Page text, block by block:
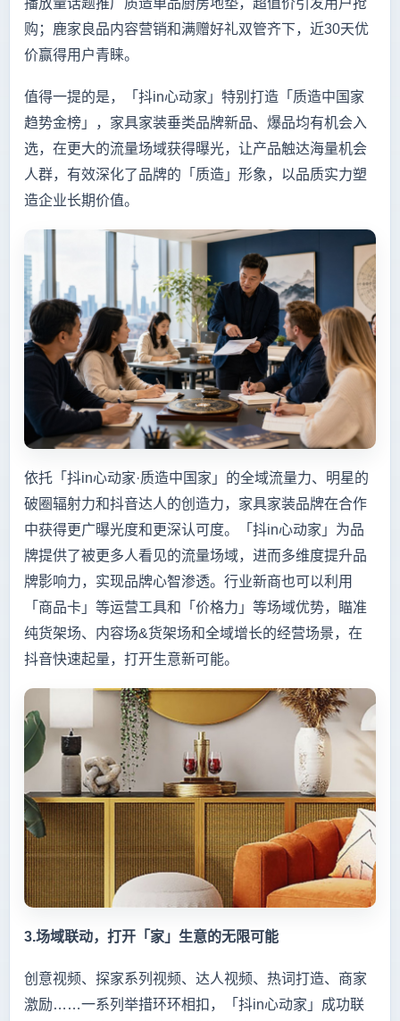
播放量话题推广质造单品厨房地垫，超值价引发用户抢
购；鹿家良品内容营销和满赠好礼双管齐下，近30天优
价赢得用户青睐。
值得一提的是，「抖in心动家」特别打造「质造中国家
趋势金榜」，家具家装垂类品牌新品、爆品均有机会入
选，在更大的流量场域获得曝光，让产品触达海量机会
人群，有效深化了品牌的「质造」形象，以品质实力塑
造企业长期价值。
依托「抖in心动家·质造中国家」的全域流量力、明星的
破圈辐射力和抖音达人的创造力，家具家装品牌在合作
中获得更广曝光度和更深认可度。「抖in心动家」为品
牌提供了被更多人看见的流量场域，进而多维度提升品
牌影响力，实现品牌心智渗透。行业新商也可以利用
「商品卡」等运营工具和「价格力」等场域优势，瞄准
纯货架场、内容场&货架场和全域增长的经营场景，在
抖音快速起量，打开生意新可能。
3.场域联动，打开「家」生意的无限可能
创意视频、探家系列视频、达人视频、热词打造、商家
激励……一系列举措环环相扣，「抖in心动家」成功联